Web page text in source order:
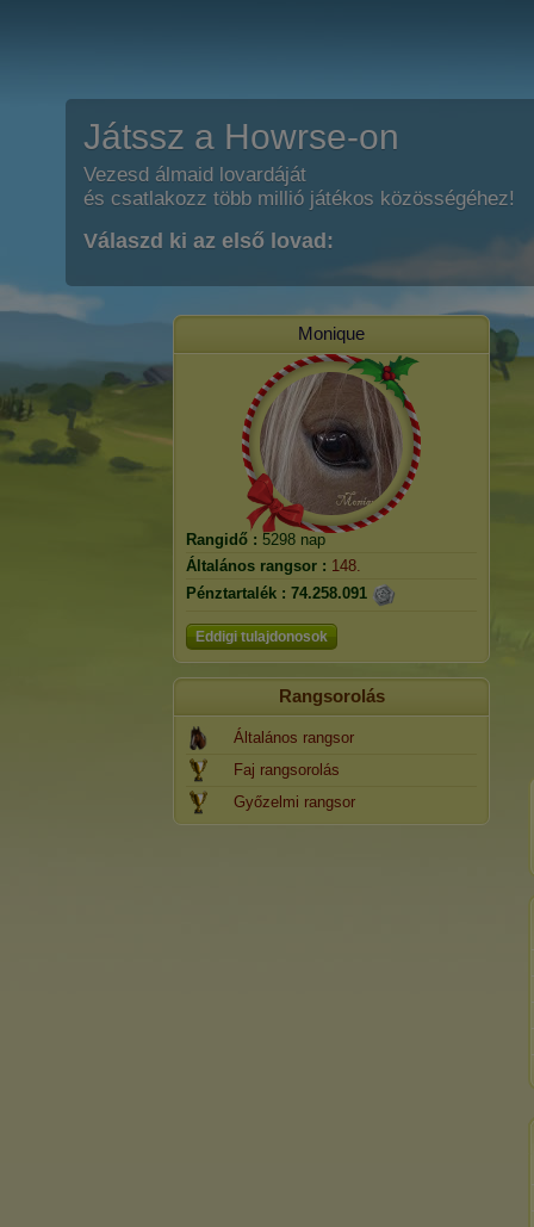
Játssz a Howrse-on
Vezesd álmaid lovardáját
és csatlakozz több millió játékos közösségéhez!
Válaszd ki az első lovad:
Monique
Rangidő : 5298 nap
Általános rangsor : 148.
Pénztartalék : 74.258.091
Eddigi tulajdonosok
Rangsorolás
Általános rangsor
Faj rangsorolás
Győzelmi rangsor